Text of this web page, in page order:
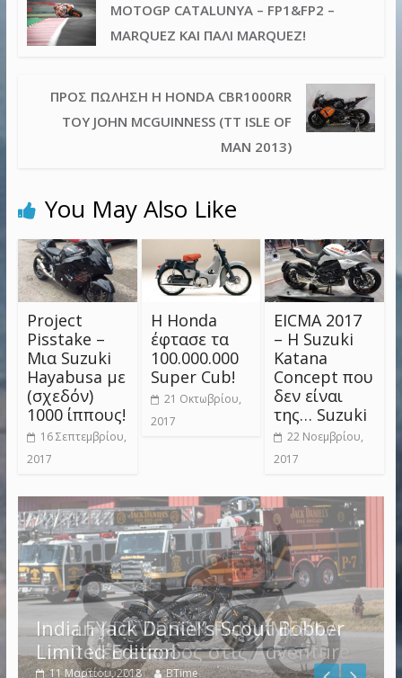
MOTOGP CATALUNYA – FP1&FP2 –
MARQUEZ ΚΑΙ ΠΆΛΙ MARQUEZ!
ΠΡΟΣ ΠΏΛΗΣΗ Η HONDA CBR1000RR
ΤΟΥ JOHN MCGUINNESS (TT ISLE OF
MAN 2013)
You May Also Like
Project
Pisstake –
Μια Suzuki
Hayabusa με
(σχεδόν)
1000 ίππους!
16 Σεπτεμβρίου,
2017
Η Honda
έφτασε τα
100.000.000
Super Cub!
21 Οκτωβρίου,
2017
EICMA 2017
– Η Suzuki
Katana
Concept που
δεν είναι
της… Suzuki
22 Νοεμβρίου,
2017
Indian Jack Daniel’s Scout Bobber
Limited Edition
11 Μαρτίου, 2018 BTime